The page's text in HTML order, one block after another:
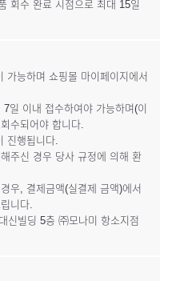
회수 완료 시점으로 최대 15일
가능하며 쇼핑몰 마이페이지에서
일 이내 접수하여야 가능하며(이
수되어야 합니다.
진행됩니다.
주신 경우 당사 규정에 의해 환
우, 결제금액(실결제 금액)에서
니다.
신빌딩 5층 ㈜모나미 항소지점